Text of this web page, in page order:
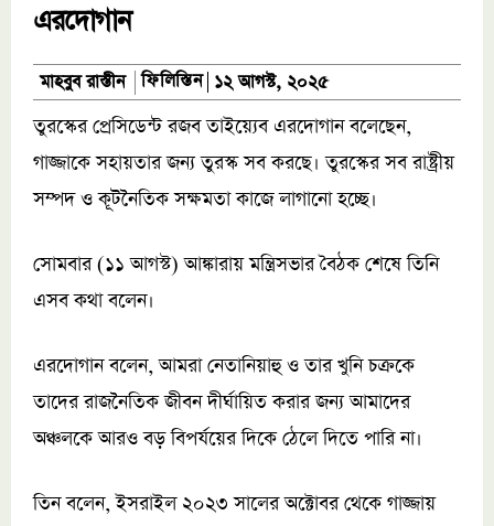
এরদোগান
মাহবুব রাস্তীন ফিলিস্তিন ১২ আগস্ট, ২০২৫
তুরস্কের প্রেসিডেন্ট রজব তাইয়্যেব এরদোগান বলেছেন,
গাজ্জাকে সহায়তার জন্য তুরস্ক সব করছে। তুরস্কের সব রাষ্ট্রীয়
সম্পদ ও কূটনৈতিক সক্ষমতা কাজে লাগানো হচ্ছে।
সোমবার (১১ আগস্ট) আঙ্কারায় মন্ত্রিসভার বৈঠক শেষে তিনি
এসব কথা বলেন।
এরদোগান বলেন, আমরা নেতানিয়াহু ও তার খুনি চক্রকে
তাদের রাজনৈতিক জীবন দীর্ঘায়িত করার জন্য আমাদের
অঞ্চলকে আরও বড় বিপর্যয়ের দিকে ঠেলে দিতে পারি না।
তিন বলেন, ইসরাইল ২০২৩ সালের অক্টোবর থেকে গাজ্জায়